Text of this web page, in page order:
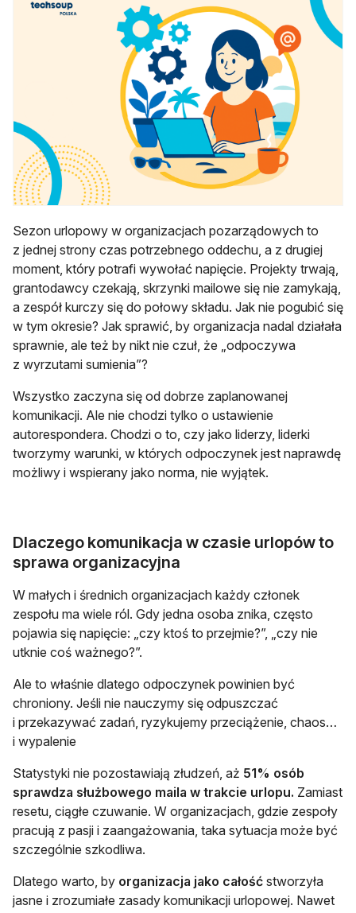
Sezon urlopowy w organizacjach pozarządowych to
z jednej strony czas potrzebnego oddechu, a z drugiej
moment, który potrafi wywołać napięcie. Projekty trwają,
grantodawcy czekają, skrzynki mailowe się nie zamykają,
a zespół kurczy się do połowy składu. Jak nie pogubić się
w tym okresie? Jak sprawić, by organizacja nadal działała
sprawnie, ale też by nikt nie czuł, że „odpoczywa
z wyrzutami sumienia”?
Wszystko zaczyna się od dobrze zaplanowanej
komunikacji. Ale nie chodzi tylko o ustawienie
autorespondera. Chodzi o to, czy jako liderzy, liderki
tworzymy warunki, w których odpoczynek jest naprawdę
możliwy i wspierany jako norma, nie wyjątek.
Dlaczego komunikacja w czasie urlopów to
sprawa organizacyjna
W małych i średnich organizacjach każdy członek
zespołu ma wiele ról. Gdy jedna osoba znika, często
pojawia się napięcie: „czy ktoś to przejmie?”, „czy nie
utknie coś ważnego?”.
Ale to właśnie dlatego odpoczynek powinien być
chroniony. Jeśli nie nauczymy się odpuszczać
i przekazywać zadań, ryzykujemy przeciążenie, chaos…
i wypalenie
Statystyki nie pozostawiają złudzeń, aż 51% osób
sprawdza służbowego maila w trakcie urlopu. Zamiast
resetu, ciągłe czuwanie. W organizacjach, gdzie zespoły
pracują z pasji i zaangażowania, taka sytuacja może być
szczególnie szkodliwa.
Dlatego warto, by organizacja jako całość stworzyła
jasne i zrozumiałe zasady komunikacji urlopowej. Nawet